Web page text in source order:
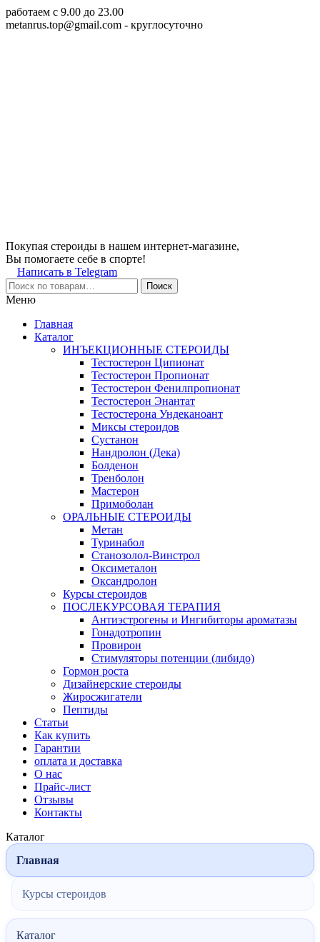
работаем c 9.00 до 23.00
metanrus.top@gmail.com - круглосуточно
Покупая стероиды в нашем интернет-магазине,
Вы помогаете себе в спорте!
Написать в Telegram
Поиск
Меню
Главная
Каталог
ИНЪЕКЦИОННЫЕ СТЕРОИДЫ
Тестостерон Ципионат
Тестостерон Пропионат
Тестостерон Фенилпропионат
Тестостерон Энантат
Тестостерона Ундеканоант
Миксы стероидов
Сустанон
Нандролон (Дека)
Болденон
Тренболон
Мастерон
Примоболан
ОРАЛЬНЫЕ СТЕРОИДЫ
Метан
Туринабол
Станозолол-Винстрол
Оксиметалон
Оксандролон
Курсы стероидов
ПОСЛЕКУРСОВАЯ ТЕРАПИЯ
Антиэстрогены и Ингибиторы ароматазы
Гонадотропин
Провирон
Стимуляторы потенции (либидо)
Гормон роста
Дизайнерские стероиды
Жиросжигатели
Пептиды
Статьи
Как купить
Гарантии
оплата и доставка
О нас
Прайс-лист
Отзывы
Контакты
Каталог
Главная
Курсы стероидов
Каталог